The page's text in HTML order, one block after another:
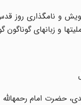
و نام‏گذاری روز
و زبان‏های
حضرت امام رحمه‏الله